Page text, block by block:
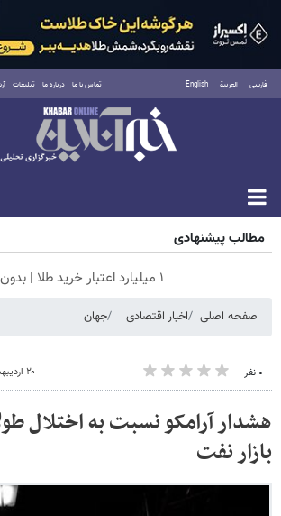
فارسی العربية English تماس با ما درباره ما تبلیغات
جمعه ۱۶ مرداد ۱۴۰۵
مطالب پیشنهادی
۱ میلیارد اعتبار خرید طلا | بدون ضامن و چک
صفحه اصلی اخبار اقتصادی جهان
۰ نفر ۲۰ اردیبهشت ۱۴۰۵ - ۱۷:۴۲
هشدار آرامکو نسبت به اختلال
بازار نفت